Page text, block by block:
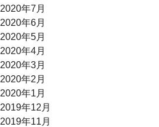
2020年7月
2020年6月
2020年5月
2020年4月
2020年3月
2020年2月
2020年1月
2019年12月
2019年11月